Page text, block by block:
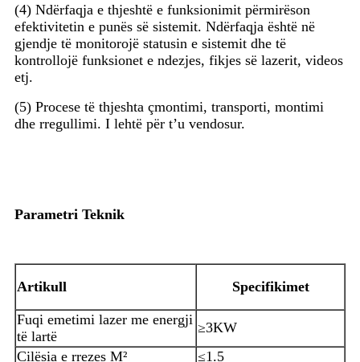
(4) Ndërfaqja e thjeshtë e funksionimit përmirëson
efektivitetin e punës së sistemit. Ndërfaqja është në
gjendje të monitorojë statusin e sistemit dhe të
kontrollojë funksionet e ndezjes, fikjes së lazerit, videos
etj.
(5) Procese të thjeshta çmontimi, transporti, montimi
dhe rregullimi. I lehtë për t’u vendosur.
Parametri Teknik
Artikull Specifikimet
Fuqi emetimi lazer me energji
të lartë
≥3KW
Cilësia e rrezes M²
≤1.5